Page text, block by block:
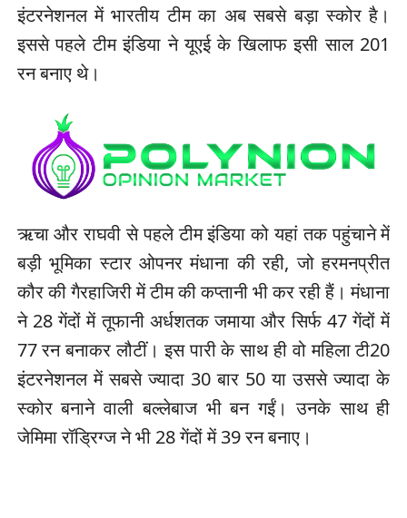
इंटरनेशनल में भारतीय टीम का अब सबसे बड़ा स्कोर है।
इससे पहले टीम इंडिया ने यूएई के खिलाफ इसी साल 201
रन बनाए थे।
ऋचा और राघवी से पहले टीम इंडिया को यहां तक पहुंचाने में
बड़ी भूमिका स्टार ओपनर मंधाना की रही, जो हरमनप्रीत
कौर की गैरहाजिरी में टीम की कप्तानी भी कर रही हैं। मंधाना
ने 28 गेंदों में तूफानी अर्धशतक जमाया और सिर्फ 47 गेंदों में
77 रन बनाकर लौटीं। इस पारी के साथ ही वो महिला टी20
इंटरनेशनल में सबसे ज्यादा 30 बार 50 या उससे ज्यादा के
स्कोर बनाने वाली बल्लेबाज भी बन गईं। उनके साथ ही
जेमिमा रॉड्रिग्ज ने भी 28 गेंदों में 39 रन बनाए।